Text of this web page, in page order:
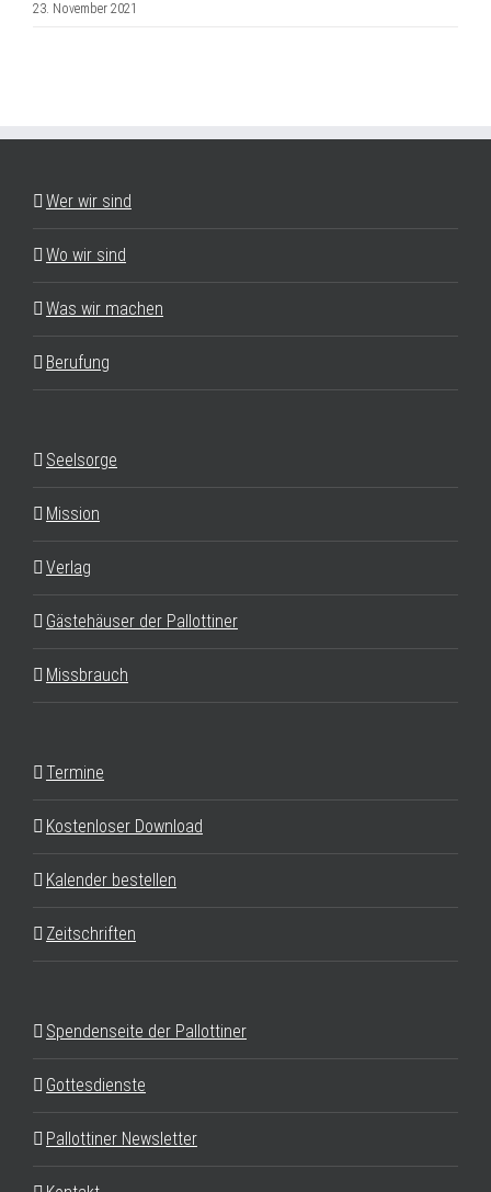
23. November 2021
Wer wir sind
Wo wir sind
Was wir machen
Berufung
Seelsorge
Mission
Verlag
Gästehäuser der Pallottiner
Missbrauch
Termine
Kostenloser Download
Kalender bestellen
Zeitschriften
Spendenseite der Pallottiner
Gottesdienste
Pallottiner Newsletter